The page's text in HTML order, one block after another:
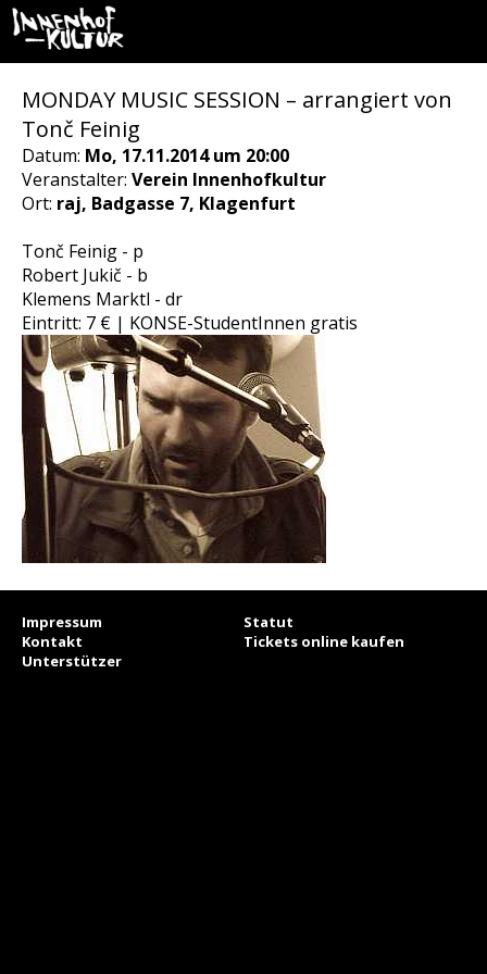
MONDAY MUSIC SESSION – arrangiert von
Tonč Feinig
Datum: Mo, 17.11.2014 um 20:00
Veranstalter: Verein Innenhofkultur
Ort: raj, Badgasse 7, Klagenfurt
Tonč Feinig - p
Robert Jukič - b
Klemens Marktl - dr
Eintritt: 7 € | KONSE-StudentInnen gratis
Impressum
Statut
Kontakt
Tickets online kaufen
Unterstützer